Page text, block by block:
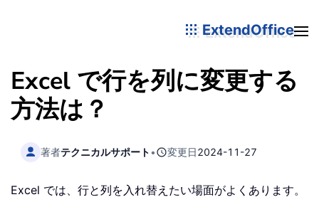
ExtendOffice
Excel で行を列に変更する
方法は？
著者テクニカルサポート• 変更日2024-11-27
Excel では、行と列を入れ替えたい場面がよくあります。